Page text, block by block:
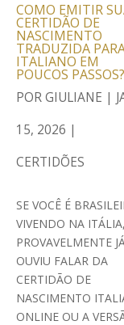
COMO EMITIR
CERTIDÃO DE
NASCIMENTO
TRADUZIDA
ITALIANO EM
POUCOS PASSOS?
PORGIULIANE |
15, 2026 |
CERTIDÕES
SE VOCÊ É
VIVENDO NA ITÁLIA,
PROVAVELMENTE
OUVIU FALAR DA
CERTIDÃO DE
NASCIMENTO
ONLINE OU A